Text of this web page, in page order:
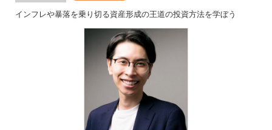
インフレや暴落を乗り切る資産形成の王道の投資方法を学ぼう